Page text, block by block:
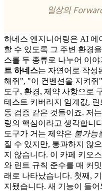
하네스 엔지니어링은 AI 에
할 수 있도록 그 주변 환경
스를 두 종류로 나누어 이
트 하네스는 자연어로 작성
해줘", "이 컨벤션을 지켜줘
도구, 환경, 제약 사항으로
테스트 커버리지 임계값,
동 검증 같은 것들이죠. 저
링의 핵심이라고 생각합니
도구가 거는 제약은 불가능
질 수 있지만, 통과하지 않
지 않습니다. 이 카페 키오
와 린트 규칙 준수를 매 커
래로 나타났습니다. 첫째,
지됐습니다. 새 기능이 들